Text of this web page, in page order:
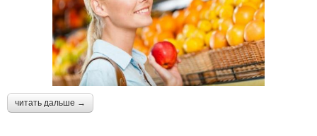
читать дальше →